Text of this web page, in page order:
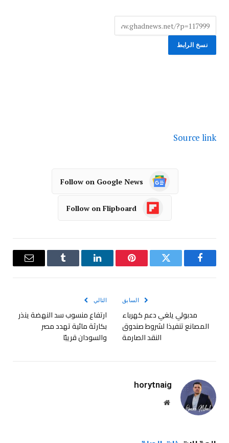
نسخ الرابط
Source link
Follow on Google News
Follow on Flipboard
فيسبوك تويتر بينتيريستلينكدإن Tumblr
البريد
السابق
مدبولي يلغي دعم كهرباء
المصانع تنفيذا لشروط صندوق
النقد الصارمة
التالي
ارتفاع منسوب سد النهضة ينذر
بكارثة مائية تهدد مصر
والسودان قريبًا
horytnaig
موقع